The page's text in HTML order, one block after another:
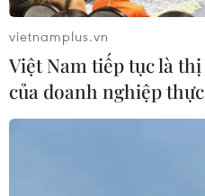
vietnamplus.vn
Việt Nam tiếp tục là
của doanh nghiệp